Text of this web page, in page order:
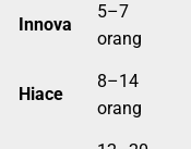
Innova
5–7
orang
Hiace
8–14
orang